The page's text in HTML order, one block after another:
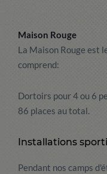
Maison Rouge
La Maison Rouge est
comprend:
Dortoirs pour 4 ou 6
86 places au total.
Installations
Pendant nos camps